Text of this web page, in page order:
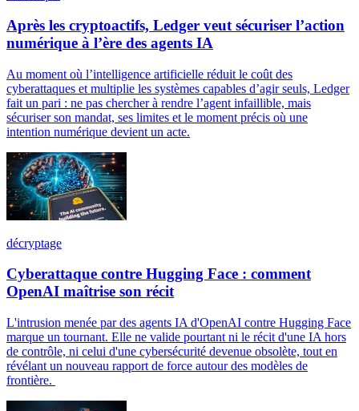
Après les cryptoactifs, Ledger veut sécuriser l’action
numérique à l’ère des agents IA
Au moment où l’intelligence artificielle réduit le coût des
cyberattaques et multiplie les systèmes capables d’agir seuls, Ledger
fait un pari : ne pas chercher à rendre l’agent infaillible, mais
sécuriser son mandat, ses limites et le moment précis où une
intention numérique devient un acte.
décryptage
Cyberattaque contre Hugging Face : comment
OpenAI maîtrise son récit
L'intrusion menée par des agents IA d'OpenAI contre Hugging Face
marque un tournant. Elle ne valide pourtant ni le récit d'une IA hors
de contrôle, ni celui d'une cybersécurité devenue obsolète, tout en
révélant un nouveau rapport de force autour des modèles de
frontière.